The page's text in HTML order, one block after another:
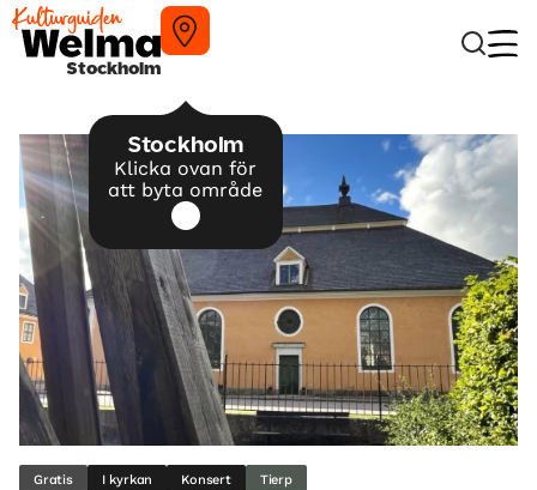
Stockholm
Stockholm
Klicka ovan för
att byta område
Gratis I kyrkan Konsert Tierp